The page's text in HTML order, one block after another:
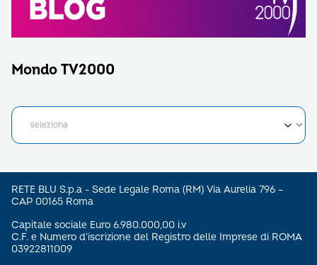
Mondo TV2000
RETE BLU S.p.a - Sede Legale Roma (RM) Via Aurelia 796 –
CAP 00165 Roma
Capitale sociale Euro 6.980.000,00 i.v
C.F. e Numero d’iscrizione del Registro delle Imprese di ROMA
03922811009